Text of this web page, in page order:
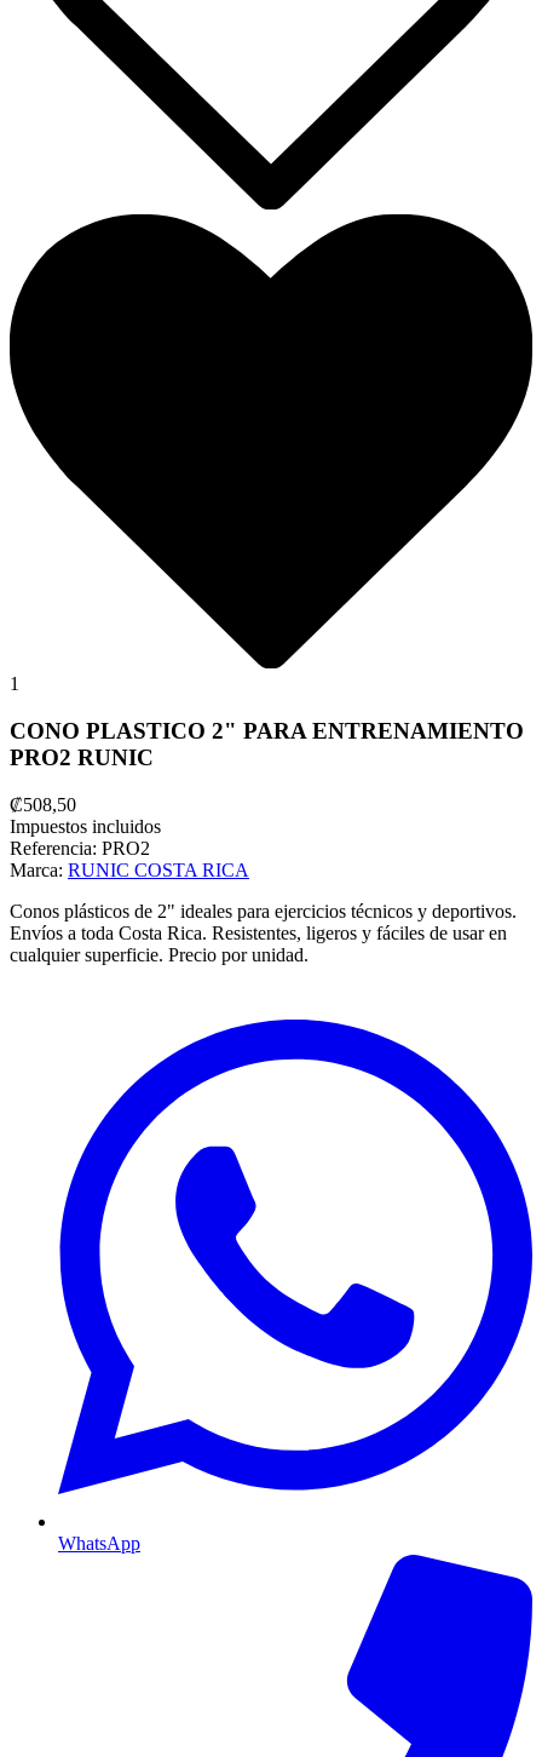
1
CONO PLASTICO 2" PARA ENTRENAMIENTO
PRO2 RUNIC
₡508,50
Impuestos incluidos
Referencia: PRO2
Marca: RUNIC COSTA RICA
Conos plásticos de 2" ideales para ejercicios técnicos y deportivos.
Envíos a toda Costa Rica. Resistentes, ligeros y fáciles de usar en
cualquier superficie. Precio por unidad.
WhatsApp